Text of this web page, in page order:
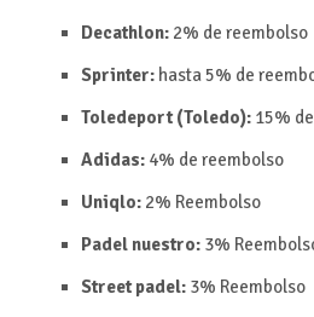
Decathlon:2% de reembolso
Sprinter:hasta 5% de
Toledeport (Toledo):15%
Adidas:4% de reembolso
Uniqlo: 2% Reembolso
Padel nuestro: 3%
Street padel: 3% Reembolso